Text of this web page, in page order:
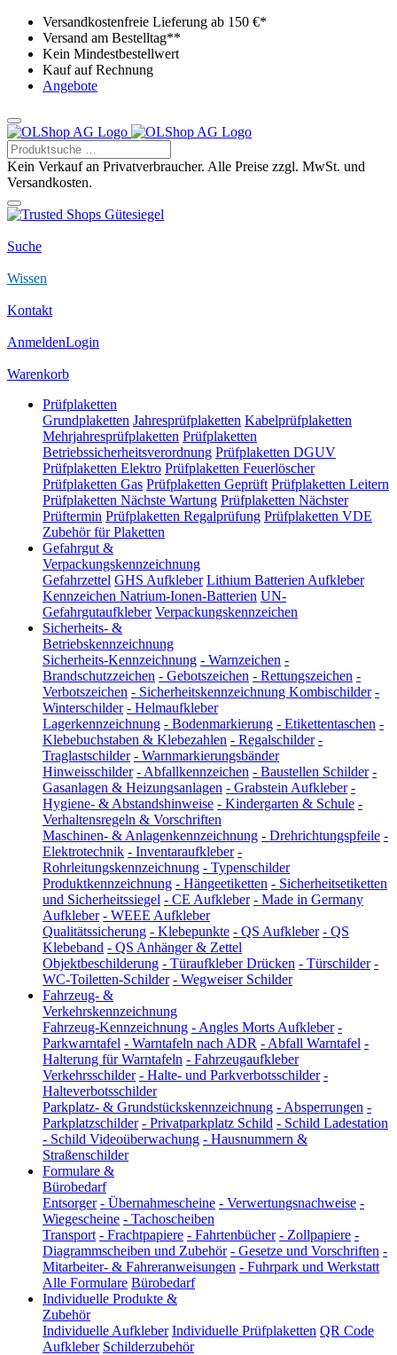
Versandkostenfreie Lieferung ab 150 €*
Versand am Bestelltag**
Kein Mindestbestellwert
Kauf auf Rechnung
Angebote
Kein Verkauf an Privatverbraucher. Alle Preise zzgl. MwSt. und
Versandkosten.
Suche
Wissen
Kontakt
AnmeldenLogin
Warenkorb
Prüfplaketten
Grundplaketten Jahresprüfplaketten Kabelprüfplaketten
Mehrjahresprüfplaketten Prüfplaketten
Betriebssicherheitsverordnung Prüfplaketten DGUV
Prüfplaketten Elektro Prüfplaketten Feuerlöscher
Prüfplaketten Gas Prüfplaketten Geprüft Prüfplaketten Leitern
Prüfplaketten Nächste Wartung Prüfplaketten Nächster
Prüftermin Prüfplaketten Regalprüfung Prüfplaketten VDE
Zubehör für Plaketten
Gefahrgut &
Verpackungskennzeichnung
Gefahrzettel GHS Aufkleber Lithium Batterien Aufkleber
Kennzeichen Natrium-Ionen-Batterien UN-
Gefahrgutaufkleber Verpackungskennzeichen
Sicherheits- &
Betriebskennzeichnung
Sicherheits-Kennzeichnung - Warnzeichen -
Brandschutzzeichen - Gebotszeichen - Rettungszeichen -
Verbotszeichen - Sicherheitskennzeichnung Kombischilder -
Winterschilder - Helmaufkleber
Lagerkennzeichnung - Bodenmarkierung - Etikettentaschen -
Klebebuchstaben & Klebezahlen - Regalschilder -
Traglastschilder - Warnmarkierungsbänder
Hinweisschilder - Abfallkennzeichen - Baustellen Schilder -
Gasanlagen & Heizungsanlagen - Grabstein Aufkleber -
Hygiene- & Abstandshinweise - Kindergarten & Schule -
Verhaltensregeln & Vorschriften
Maschinen- & Anlagenkennzeichnung - Drehrichtungspfeile -
Elektrotechnik - Inventaraufkleber -
Rohrleitungskennzeichnung - Typenschilder
Produktkennzeichnung - Hängeetiketten - Sicherheitsetiketten
und Sicherheitssiegel - CE Aufkleber - Made in Germany
Aufkleber - WEEE Aufkleber
Qualitätssicherung - Klebepunkte - QS Aufkleber - QS
Klebeband - QS Anhänger & Zettel
Objektbeschilderung - Türaufkleber Drücken - Türschilder -
WC-Toiletten-Schilder - Wegweiser Schilder
Fahrzeug- &
Verkehrskennzeichnung
Fahrzeug-Kennzeichnung - Angles Morts Aufkleber -
Parkwarntafel - Warntafeln nach ADR - Abfall Warntafel -
Halterung für Warntafeln - Fahrzeugaufkleber
Verkehrsschilder - Halte- und Parkverbotsschilder -
Halteverbotsschilder
Parkplatz- & Grundstückskennzeichnung - Absperrungen -
Parkplatzschilder - Privatparkplatz Schild - Schild Ladestation
- Schild Videoüberwachung - Hausnummern &
Straßenschilder
Formulare &
Bürobedarf
Entsorger - Übernahmescheine - Verwertungsnachweise -
Wiegescheine - Tachoscheiben
Transport - Frachtpapiere - Fahrtenbücher - Zollpapiere -
Diagrammscheiben und Zubehör - Gesetze und Vorschriften -
Mitarbeiter- & Fahreranweisungen - Fuhrpark und Werkstatt
Alle Formulare Bürobedarf
Individuelle Produkte &
Zubehör
Individuelle Aufkleber Individuelle Prüfplaketten QR Code
Aufkleber Schilderzubehör